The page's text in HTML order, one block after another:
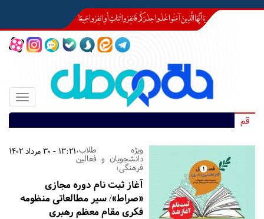
Toggle
قم
13:21 - 30 مرداد 1402ویژه طلاب،
دانشجویان و فعالین
فرهنگی؛
آغاز ثبت نام دوره مجازی
«صراط»/ سیر مطالعاتی منظومه
فکری مقام معظم رهبری